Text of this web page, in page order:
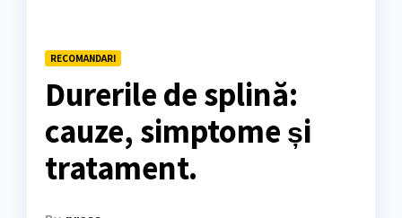
RECOMANDARI
Durerile de splină:
cauze, simptome și
tratament.